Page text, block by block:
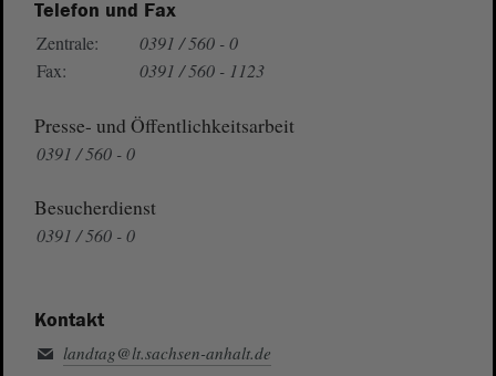
Telefon und Fax
Zentrale:
0391 / 560 - 0
Fax:
0391 / 560 - 1123
Presse- und Öffentlichkeitsarbeit
0391 / 560 - 0
Besucherdienst
0391 / 560 - 0
Kontakt
landtag@lt.sachsen-anhalt.de